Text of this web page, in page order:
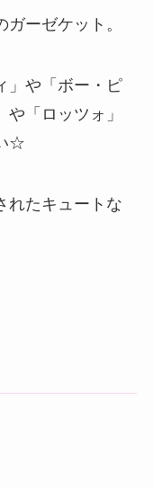
ガーゼケット。
」や「ボー・ピ
「ロッツォ」
☆
れたキュートな